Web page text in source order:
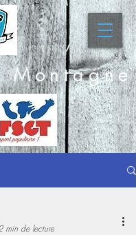
Montagne
min de lecture